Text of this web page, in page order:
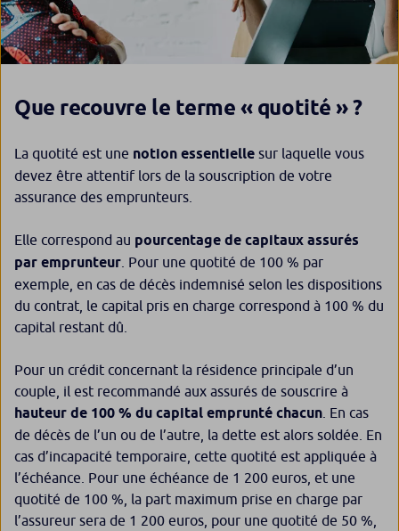
Que recouvre le terme « quotité » ?
La quotité est une notion essentielle sur laquelle vous
devez être attentif lors de la souscription de votre
assurance des emprunteurs.
Elle correspond au pourcentage de capitaux assurés
par emprunteur . Pour une quotité de 100 % par
exemple, en cas de décès indemnisé selon les dispositions
du contrat, le capital pris en charge correspond à 100 % du
capital restant dû.
Pour un crédit concernant la résidence principale d’un
couple, il est recommandé aux assurés de souscrire à
hauteur de 100 % du capital emprunté chacun . En cas
de décès de l’un ou de l’autre, la dette est alors soldée. En
cas d’incapacité temporaire, cette quotité est appliquée à
l’échéance. Pour une échéance de 1 200 euros, et une
quotité de 100 %, la part maximum prise en charge par
l’assureur sera de 1 200 euros, pour une quotité de 50 %,